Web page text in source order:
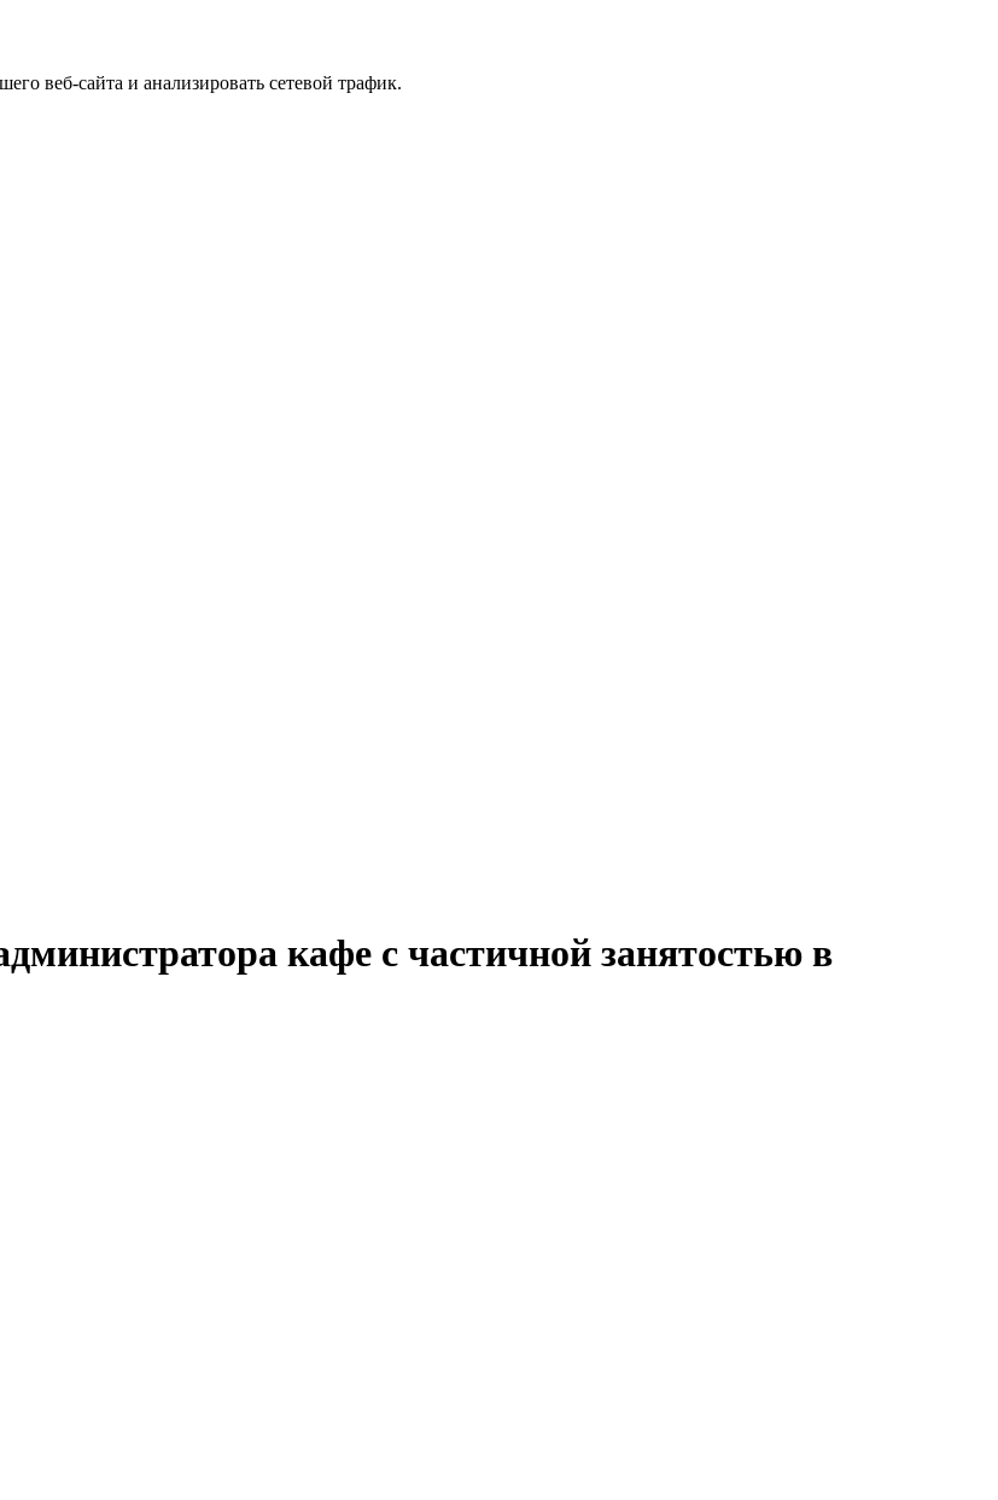
веб-сайта и анализировать сетевой трафик.
кафе с частичной занятостью в